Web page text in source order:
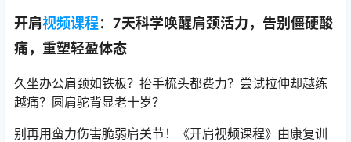
开肩视频课程：7天科学唤醒肩颈活力，告别僵硬酸
痛，重塑轻盈体态
久坐办公肩颈如铁板？抬手梳头都费力？尝试拉伸却越练
越痛？圆肩驼背显老十岁？
别再用蛮力伤害脆弱肩关节！《开肩视频课程》由康复训